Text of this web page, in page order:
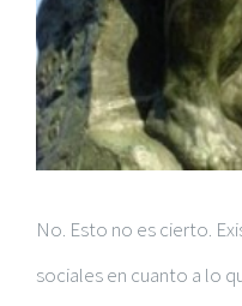
No. Esto no es cierto.
sociales en cuanto a lo